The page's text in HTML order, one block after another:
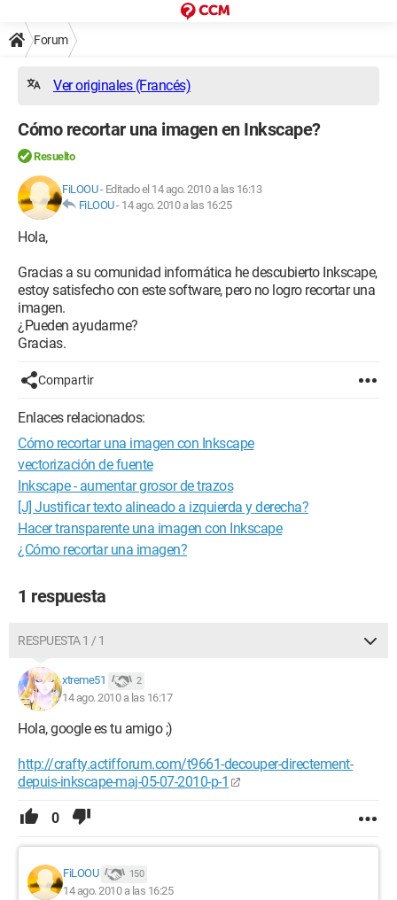
Forum
Ver originales (Francés)
Cómo recortar una imagen en Inkscape?
Resuelto
FiLOOU- Editado el 14 ago. 2010 a las 16:13
FiLOOU- 14 ago. 2010 a las 16:25
Hola,
Gracias a su comunidad informática he descubierto Inkscape,
estoy satisfecho con este software, pero no logro recortar una
imagen.
¿Pueden ayudarme?
Gracias.
Compartir
Enlaces relacionados:
Cómo recortar una imagen con Inkscape
vectorización de fuente
Inkscape - aumentar grosor de trazos
[J] Justificar texto alineado a izquierda y derecha?
Hacer transparente una imagen con Inkscape
¿Cómo recortar una imagen?
1 respuesta
RESPUESTA 1 / 1
xtreme51 2
14 ago. 2010 a las 16:17
Hola, google es tu amigo ;)
http://crafty.actifforum.com/t9661-decouper-directement-
depuis-inkscape-maj-05-07-2010-p-1
0
FiLOOU 150
14 ago. 2010 a las 16:25